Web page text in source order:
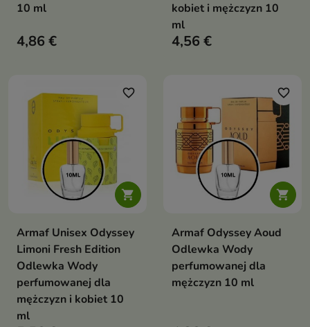
10 ml
4,86 €
kobiet i mężczyzn 10
ml
4,56 €

favorite_border
Armaf Unisex Odyssey
Limoni Fresh Edition
Odlewka Wody
perfumowanej dla
mężczyzn i kobiet 10
ml

favorite_border
Armaf Odyssey Aoud
Odlewka Wody
perfumowanej dla
mężczyzn 10 ml